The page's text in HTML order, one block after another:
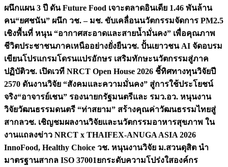
ผนึกแผน 3 ปี ดัน Future Food เจาะตลาดอินเดีย 1.46 พันล้าน
คน“ยศชนัน” ผนึก วช. – มช. ขับเคลื่อนนวัตกรรมจัดการ PM2.5
เชิงพื้นที่ หนุน “อากาศสะอาดและสายน้ำมั่นคง” เพื่อคุณภาพ
ชีวิตประชาชนภาคเหนืออย่างยั่งยืนวช. ปั้นเยาวชน AI จัดอบรม
เขียนโปรแกรมโดรนแปรอักษร เสริมทักษะนวัตกรรมสู่ภาค
ปฏิบัติวช. เปิดเวที NRCT Open House 2026 ชี้ทิศทางทุนวิจัยปี
2570 ดันงานวิจัย “สังคมและความมั่นคง” สู่การใช้ประโยชน์
จริง“อาจารย์เชน” รองนายกรัฐมนตรีและ รมว.อว. หนุนงาน
วิจัยวัฒนธรรมดนตรี “ท่าสยาม” สร้างคุณค่าวัฒนธรรมไทยสู่
สากลวช. เชิญชมผลงานวิจัยและนวัตกรรมอาหารสุขภาพ ใน
งานแถลงข่าว NRCT x THAIFEX-ANUGA ASIA 2026
InnoFood, Healthy Choice วช. หนุนงานวิจัย ม.สวนดุสิต นำ
มาตรฐานสากล ISO 37001ยกระดับความโปร่งใสองค์กร